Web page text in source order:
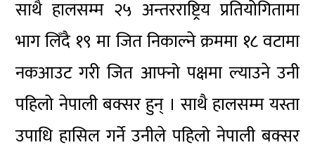
साथै हालसम्म २५ अन्तरराष्ट्रिय प्रतियोगितामा
भाग लिँदै १९ मा जित निकाल्ने क्रममा १८ वटामा
नकआउट गरी जित आफ्नो पक्षमा ल्याउने उनी
पहिलो नेपाली बक्सर हुन् । साथै हालसम्म यस्ता
उपाधि हासिल गर्ने उनीले पहिलो नेपाली बक्सर